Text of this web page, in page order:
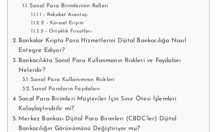
Sanal Para Birimlerinin Rolleri
1 – Rekabet Avantajı
2 – Küresel Erişim
3 – Ortaklık Fırsatları
Bankalar Kripto Para Hizmetlerini Dijital Bankacılığa Nasıl
Entegre Ediyor?
Bankacılıkta Sanal Para Kullanmanın Riskleri ve Faydaları
Nelerdir?
Sanal Para Kullanımının Riskleri
Sanal Paraların Faydaları
Sanal Para Birimleri Müşteriler İçin Sınır Ötesi İşlemleri
Kolaylaştırabilir mi?
Merkez Bankası Dijital Para Birimleri (CBDC’ler) Dijital
Bankacılığın Görünümünü Değiştiriyor mu?